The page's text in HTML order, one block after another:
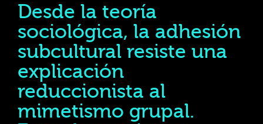
Desde la teoría
sociológica, la adhesión
subcultural resiste una
explicación
reduccionista al
mimetismo grupal.